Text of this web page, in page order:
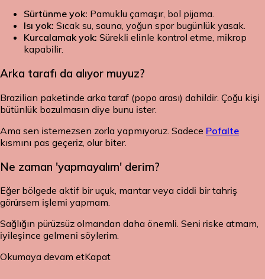
Sürtünme yok: Pamuklu çamaşır, bol pijama.
Isı yok: Sıcak su, sauna, yoğun spor bugünlük yasak.
Kurcalamak yok: Sürekli elinle kontrol etme, mikrop
kapabilir.
Arka tarafı da alıyor muyuz?
Brazilian paketinde arka taraf (popo arası) dahildir. Çoğu kişi
bütünlük bozulmasın diye bunu ister.
Ama sen istemezsen zorla yapmıyoruz. Sadece Pofalte
kısmını pas geçeriz, olur biter.
Ne zaman 'yapmayalım' derim?
Eğer bölgede aktif bir uçuk, mantar veya ciddi bir tahriş
görürsem işlemi yapmam.
Sağlığın pürüzsüz olmandan daha önemli. Seni riske atmam,
iyileşince gelmeni söylerim.
Okumaya devam etKapat